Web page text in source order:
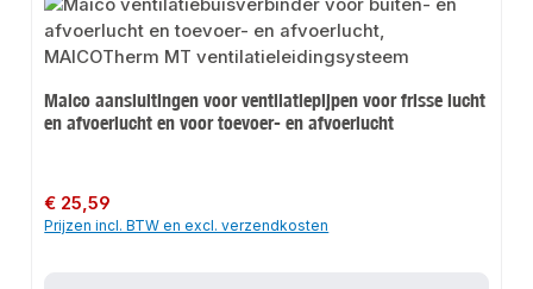
Maico aansluitingen voor ventilatiepijpen voor frisse lucht
en afvoerlucht en voor toevoer- en afvoerlucht
Normale prijs:
€ 25,59
Prijzen incl. BTW en excl. verzendkosten